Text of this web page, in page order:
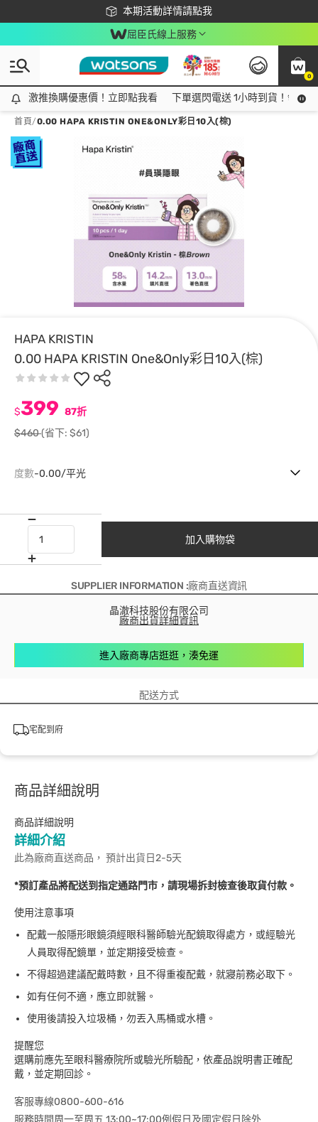
本期活動詳情請點我
下載app最高回饋$350
屈臣氏線上服務
0
激推換購優惠價！立即點我看
激推換購優惠價！立即點我看 下單選閃電送 1小時到貨！領神
首頁/0.00 HAPA KRISTIN ONE&ONLY彩日10入(棕)
HAPA KRISTIN
0.00 HAPA KRISTIN One&Only彩日10入(棕)
$399 87折
$460(省下: $61)
度數-0.00/平光
加入購物袋
SUPPLIER INFORMATION :廠商直送資訊
晶澈科技股份有限公司
廠商出貨詳細資訊
進入廠商專店逛逛，湊免運
配送方式
宅配到府
商品詳細說明
商品詳細說明
詳細介紹
此為廠商直送商品， 預計出貨日2-5天
*預訂產品將配送到指定通路門市，請現場拆封檢查後取貨付款。
使用注意事項
配戴一般隱形眼鏡須經眼科醫師驗光配鏡取得處方，或經驗光
人員取得配鏡單，並定期接受檢查。
不得超過建議配戴時數，且不得重複配戴，就寢前務必取下。
如有任何不適，應立即就醫。
使用後請投入垃圾桶，勿丟入馬桶或水槽。
提醒您
選購前應先至眼科醫療院所或驗光所驗配，依產品說明書正確配
戴，並定期回診。
客服專線0800-600-616
服務時間周一至周五 13:00~17:00例假日及國定假日除外